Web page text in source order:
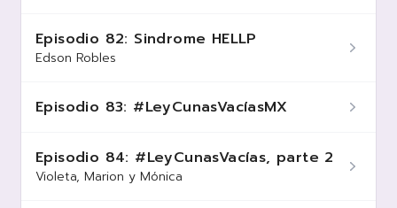
Episodio 82: Sindrome HELLP
Edson Robles
Episodio 83: #LeyCunasVacíasMX
Episodio 84: #LeyCunasVacías, parte 2
Violeta, Marion y Mónica